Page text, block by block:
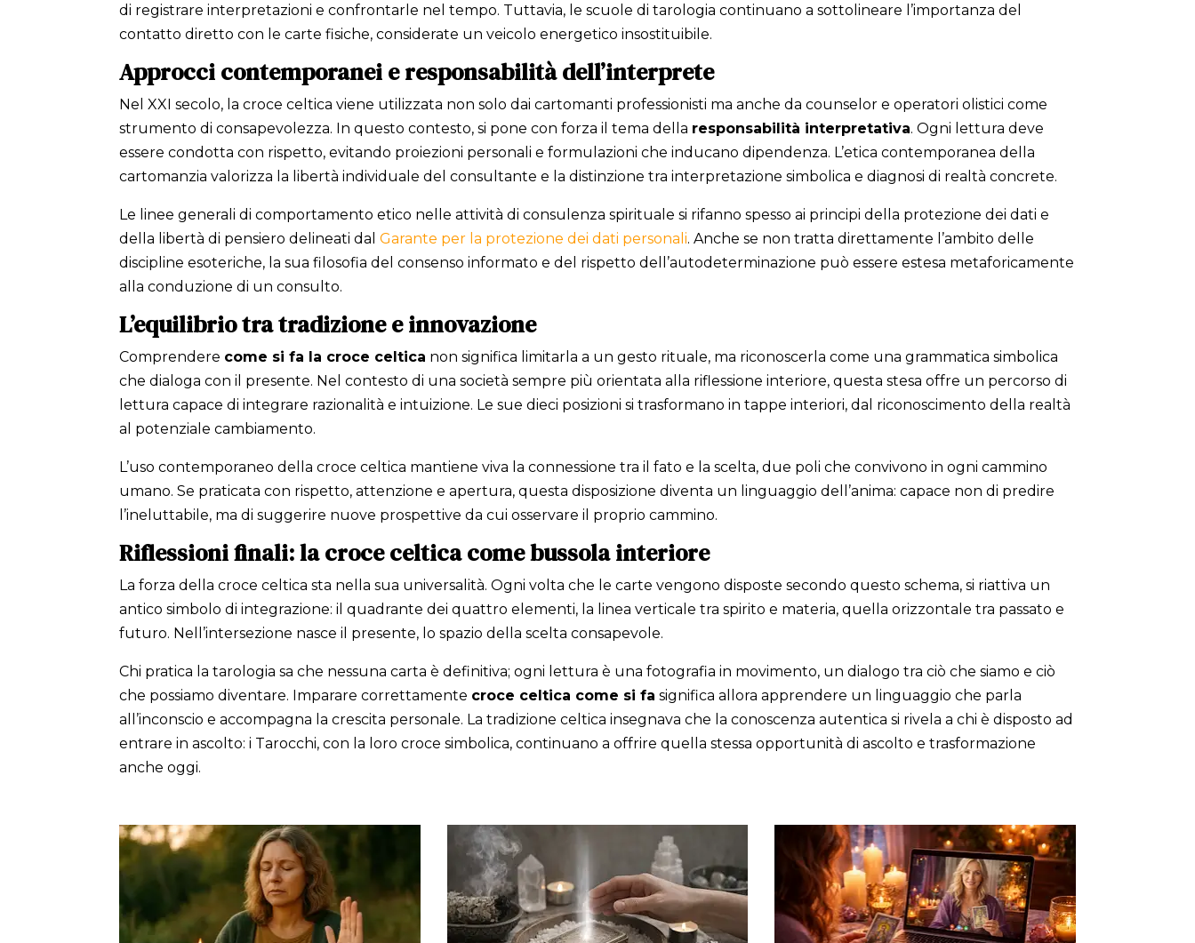
di registrare interpretazioni e confrontarle nel tempo. Tuttavia, le scuole di tarologia continuano a sottolineare l’importanza del
contatto diretto con le carte fisiche, considerate un veicolo energetico insostituibile.
Approcci contemporanei e responsabilità dell’interprete
Nel XXI secolo, la croce celtica viene utilizzata non solo dai cartomanti professionisti ma anche da counselor e operatori olistici come
strumento di consapevolezza. In questo contesto, si pone con forza il tema della responsabilità interpretativa. Ogni lettura deve
essere condotta con rispetto, evitando proiezioni personali e formulazioni che inducano dipendenza. L’etica contemporanea della
cartomanzia valorizza la libertà individuale del consultante e la distinzione tra interpretazione simbolica e diagnosi di realtà concrete.
Le linee generali di comportamento etico nelle attività di consulenza spirituale si rifanno spesso ai principi della protezione dei dati e
della libertà di pensiero delineati dalGarante per la protezione dei dati personali. Anche se non tratta direttamente l’ambito delle
discipline esoteriche, la sua filosofia del consenso informato e del rispetto dell’autodeterminazione può essere estesa metaforicamente
alla conduzione di un consulto.
L’equilibrio tra tradizione e innovazione
Comprendere come si fa la croce celtica non significa limitarla a un gesto rituale, ma riconoscerla come una grammatica simbolica
che dialoga con il presente. Nel contesto di una società sempre più orientata alla riflessione interiore, questa stesa offre un percorso di
lettura capace di integrare razionalità e intuizione. Le sue dieci posizioni si trasformano in tappe interiori, dal riconoscimento della realtà
al potenziale cambiamento.
L’uso contemporaneo della croce celtica mantiene viva la connessione tra il fato e la scelta, due poli che convivono in ogni cammino
umano. Se praticata con rispetto, attenzione e apertura, questa disposizione diventa un linguaggio dell’anima: capace non di predire
l’ineluttabile, ma di suggerire nuove prospettive da cui osservare il proprio cammino.
Riflessioni finali: la croce celtica come bussola interiore
La forza della croce celtica sta nella sua universalità. Ogni volta che le carte vengono disposte secondo questo schema, si riattiva un
antico simbolo di integrazione: il quadrante dei quattro elementi, la linea verticale tra spirito e materia, quella orizzontale tra passato e
futuro. Nell’intersezione nasce il presente, lo spazio della scelta consapevole.
Chi pratica la tarologia sa che nessuna carta è definitiva; ogni lettura è una fotografia in movimento, un dialogo tra ciò che siamo e ciò
che possiamo diventare. Imparare correttamente croce celtica come si fa significa allora apprendere un linguaggio che parla
all’inconscio e accompagna la crescita personale. La tradizione celtica insegnava che la conoscenza autentica si rivela a chi è disposto ad
entrare in ascolto: i Tarocchi, con la loro croce simbolica, continuano a offrire quella stessa opportunità di ascolto e trasformazione
anche oggi.